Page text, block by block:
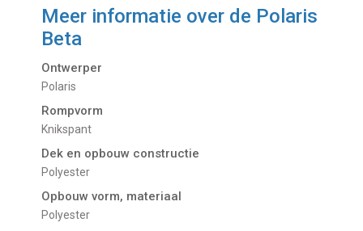
Meer informatie over de Polaris
Beta
Ontwerper
Polaris
Rompvorm
Knikspant
Dek en opbouw constructie
Polyester
Opbouw vorm, materiaal
Polyester